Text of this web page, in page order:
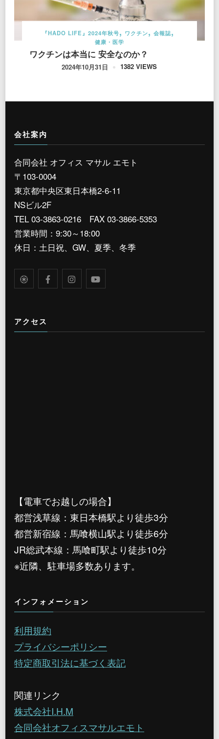
『HADO LIFE』2024年秋号 ワクチン
会報誌
健康・医学
ワクチンは本当に 安全なのか？
2024年10月31日 1382 VIEWS
会社案内
合同会社 オフィス マサル エモト
〒103-0004
東京都中央区東日本橋2-6-11
NSビル2F
TEL 03-3863-0216 FAX 03-3866-5353
営業時間：9:30～18:00
休日：土日祝、GW、夏季、冬季
アクセス
【電車でお越しの場合】
都営浅草線：東日本橋駅より徒歩3分
都営新宿線：馬喰横山駅より徒歩6分
JR総武本線：馬喰町駅より徒歩10分
※近隣、駐車場多数あります。
インフォメーション
利用規約
プライバシーポリシー
特定商取引法に基づく表記
関連リンク
株式会社I.H.M
合同会社オフィスマサルエモト